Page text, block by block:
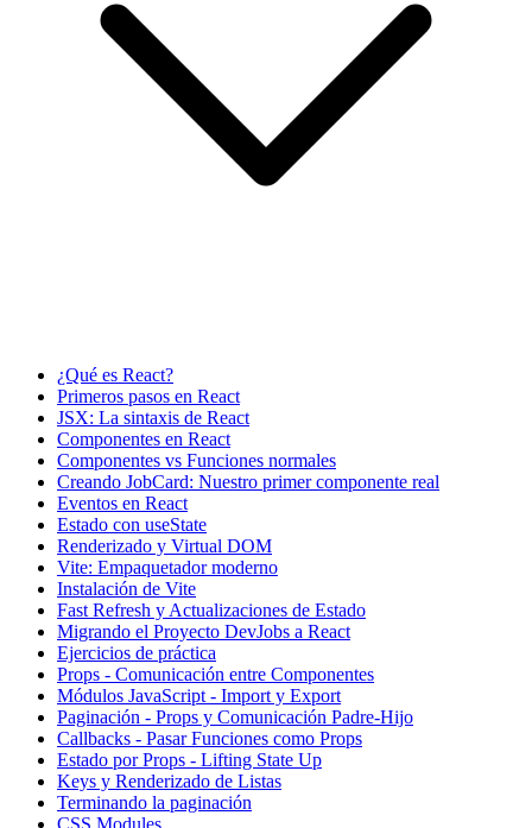
¿Qué es React?
Primeros pasos en React
JSX: La sintaxis de React
Componentes en React
Componentes vs Funciones normales
Creando JobCard: Nuestro primer componente real
Eventos en React
Estado con useState
Renderizado y Virtual DOM
Vite: Empaquetador moderno
Instalación de Vite
Fast Refresh y Actualizaciones de Estado
Migrando el Proyecto DevJobs a React
Ejercicios de práctica
Props - Comunicación entre Componentes
Módulos JavaScript - Import y Export
Paginación - Props y Comunicación Padre-Hijo
Callbacks - Pasar Funciones como Props
Estado por Props - Lifting State Up
Keys y Renderizado de Listas
Terminando la paginación